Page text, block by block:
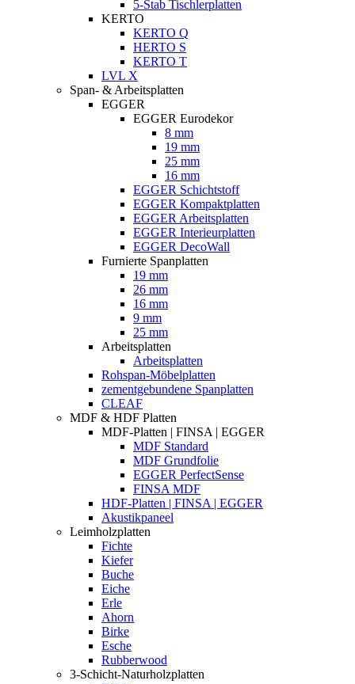
5-Stab Tischlerplatten
KERTO
KERTO Q
HERTO S
KERTO T
LVL X
Span- & Arbeitsplatten
EGGER
EGGER Eurodekor
8 mm
19 mm
25 mm
16 mm
EGGER Schichtstoff
EGGER Kompaktplatten
EGGER Arbeitsplatten
EGGER Interieurplatten
EGGER DecoWall
Furnierte Spanplatten
19 mm
26 mm
16 mm
9 mm
25 mm
Arbeitsplatten
Arbeitsplatten
Rohspan-Möbelplatten
zementgebundene Spanplatten
CLEAF
MDF & HDF Platten
MDF-Platten | FINSA | EGGER
MDF Standard
MDF Grundfolie
EGGER PerfectSense
FINSA MDF
HDF-Platten | FINSA | EGGER
Akustikpaneel
Leimholzplatten
Fichte
Kiefer
Buche
Eiche
Erle
Ahorn
Birke
Esche
Rubberwood
3-Schicht-Naturholzplatten